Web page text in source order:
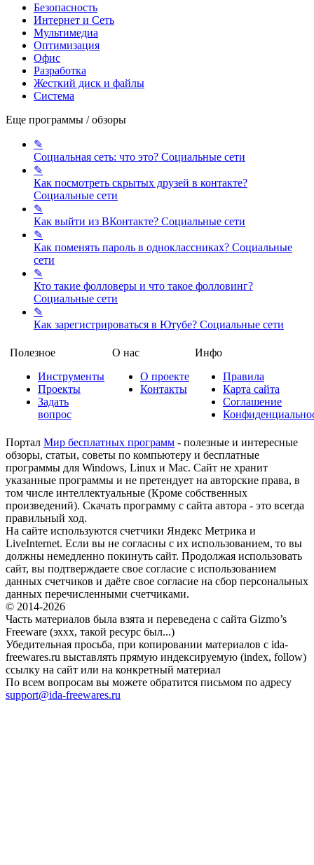
Безопасность
Интернет и Сеть
Мультимедиа
Оптимизация
Офис
Разработка
Жесткий диск и файлы
Система
Еще программы / обзоры
✎
Социальная сеть: что это? Социальные сети
✎
Как посмотреть скрытых друзей в контакте?
Социальные сети
✎
Как выйти из ВКонтакте? Социальные сети
✎
Как поменять пароль в одноклассниках? Социальные
сети
✎
Кто такие фолловеры и что такое фолловинг?
Социальные сети
✎
Как зарегистрироваться в Ютубе? Социальные сети
Полезное
Инструменты
Проекты
Задать
вопрос
О нас
О проекте
Контакты
Инфо
Правила
Карта сайта
Соглашение
Портал Мир бесплатных программ - полезные и интересные
обзоры, статьи, советы по компьютеру и бесплатные
программы для Windows, Linux и Mac. Сайт не хранит
указанные программы и не претендует на авторские права, в
том числе интеллектуальные (Кроме собственных
произведений). Скачать программу с сайта автора - это всегда
правильный ход.
На сайте используются счетчики Яндекс Метрика и
LiveInternet. Если вы не согласны с их использованием, то вы
должны немедленно покинуть сайт. Продолжая использовать
сайт, вы подтверждаете свое согласие с использованием
данных счетчиков и даёте свое согласие на сбор персональных
данных перечисленными счетчиками.
© 2014-2026
Часть материалов была взята и переведена с сайта Gizmo’s
Freeware (эххх, такой ресурс был...)
Убедительная просьба, при копировании материалов с ida-
freewares.ru выставлять прямую индексируемую (index, follow)
ссылку на сайт или на конкретный материал
По всем вопросам вы можете обратится письмом по адресу
support@ida-freewares.ru